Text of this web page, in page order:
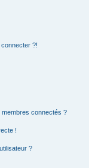
?!
membres connectés ?
!
?